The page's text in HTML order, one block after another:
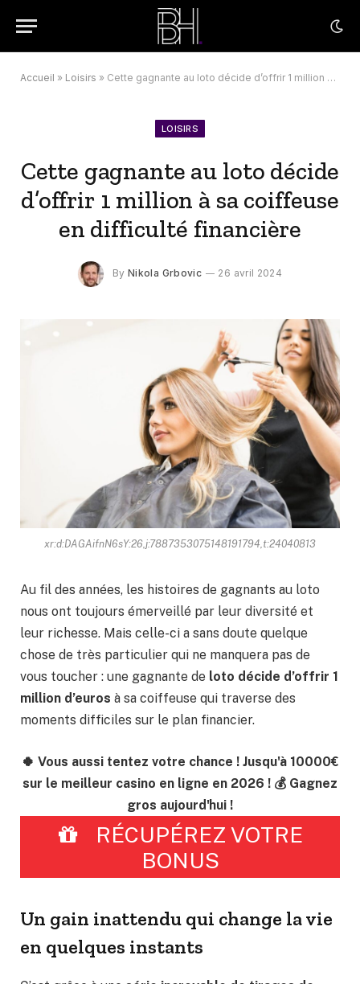
Accueil » Loisirs » Cette gagnante au loto décide d’offrir 1 million à sa coiffeuse en difficulté financière
LOISIRS
Cette gagnante au loto décide
d’offrir 1 million à sa coiffeuse
en difficulté financière
By Nikola Grbovic 26 avril 2024
xr:d:DAGAifnN6sY:26,j:7887353075148191794,t:24040813
Au fil des années, les histoires de gagnants au loto
nous ont toujours émerveillé par leur diversité et
leur richesse. Mais celle-ci a sans doute quelque
chose de très particulier qui ne manquera pas de
vous toucher : une gagnante de loto décide d’offrir 1
million d’euros à sa coiffeuse qui traverse des
moments difficiles sur le plan financier.
🍀 Vous aussi tentez votre chance ! Jusqu'à 10000€
sur le meilleur casino en ligne en 2026 ! 💰 Gagnez
gros aujourd'hui !
RÉCUPÉREZ VOTRE
BONUS
Un gain inattendu qui change la vie
en quelques instants